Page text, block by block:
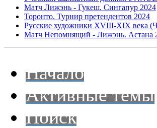
Матч Лижэнь - Гукеш. Сингапур 2024
Торонто. Турнир претендентов 2024
Русские художники XVIII-XIX века
Матч Непомнящий - Лижэнь. Астана
Начало
Активные темы
Поиск